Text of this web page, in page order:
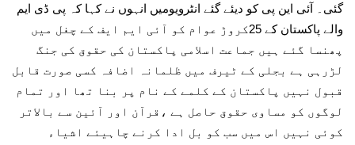
گئی۔ آئی این پی کو دیئے گئے انٹرویومیں انہوں نے کہا کہ پی ڈی ایم
والے پاکستان کے 25کروڑ عوام کو آئی ایم ایف کے چغل میں
پھنسا گئے ہیں جماعت اسلامی پاکستان کی حقوق کی جنگ
لڑرہی ہے بجلی کے ٹیرف میں ظلمانہ اضافہ کسی صورت قابل
قبول نہیں پاکستان کے کلمے کے نام پر بنا تھا اور تمام
لوگوں کو مساوی حقوق حاصل ہے ،قرآن اور آئین سے بالاتر
کوئی نہیں اس میں سب کو بل ادا کرنے چاہیئے اشیاء